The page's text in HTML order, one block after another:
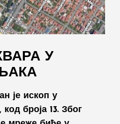
У
је ископ у
броја 13. Због